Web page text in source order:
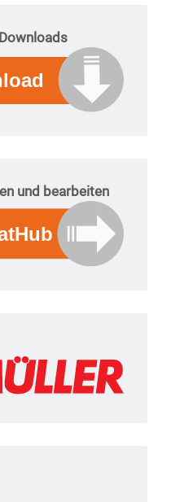
und bearbeiten